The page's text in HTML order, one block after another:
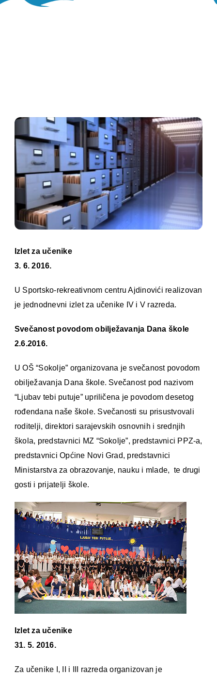
Oglasna ploča
Izlet za učenike
3. 6. 2016.
U Sportsko-rekreativnom centru Ajdinovići realizovan
je jednodnevni izlet za učenike IV i V razreda.
Svečanost povodom obilježavanja Dana škole
2.6.2016.
U OŠ “Sokolje” organizovana je svečanost povodom
obilježavanja Dana škole. Svečanost pod nazivom
“Ljubav tebi putuje” upriličena je povodom desetog
rođendana naše škole. Svečanosti su prisustvovali
roditelji, direktori sarajevskih osnovnih i srednjih
škola, predstavnici MZ “Sokolje”, predstavnici PPZ-a,
predstavnici Općine Novi Grad, predstavnici
Ministarstva za obrazovanje, nauku i mlade, te drugi
gosti i prijatelji škole.
Izlet za učenike
31. 5. 2016.
Za učenike I, II i III razreda organizovan je